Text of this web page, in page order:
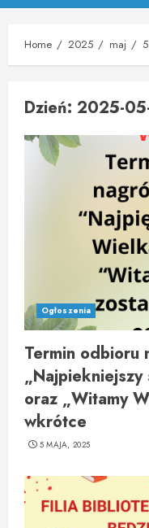
Menu
Home 2025 maj 5
Dzień: 2025-
Ogłoszenia
Termin odbioru
oraz „Witamy
wkrótce
5 MAJA, 2025